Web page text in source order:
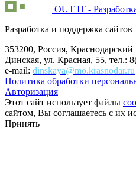
OUT IT -
Разработка и поддержка сайтов
353200, Россия,
Динская, ул. Красная, 55, тел.:
e-mail: dinskaya@mo.krasnodar.ru
Политика обработки
Авторизация
Этот сайт использует файлы
сайтом, Вы соглашаетесь с их
Принять